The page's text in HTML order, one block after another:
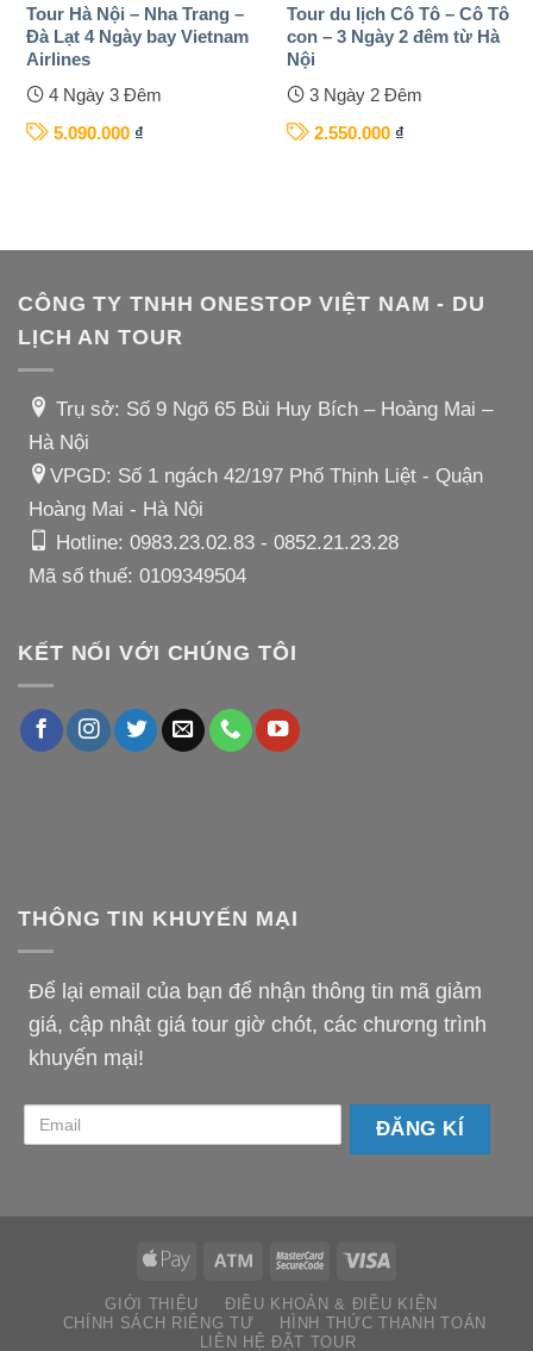
Tour Hà Nội – Nha Trang –
Đà Lạt 4 Ngày bay Vietnam
Airlines
4 Ngày 3 Đêm
5.090.000 ₫
Tour du lịch Cô Tô – Cô Tô
con – 3 Ngày 2 đêm từ Hà
Nội
3 Ngày 2 Đêm
2.550.000 ₫
CÔNG TY TNHH ONESTOP VIỆT NAM - DU
LỊCH AN TOUR
Trụ sở: Số 9 Ngõ 65 Bùi Huy Bích – Hoàng Mai –
Hà Nội
VPGD: Số 1 ngách 42/197 Phố Thịnh Liệt - Quận
Hoàng Mai - Hà Nội
Hotline: 0983.23.02.83- 0852.21.23.28
Mã số thuế: 0109349504
KẾT NỐI VỚI CHÚNG TÔI
THÔNG TIN KHUYẾN MẠI
Để lại email của bạn để nhận thông tin mã giảm
giá, cập nhật giá tour giờ chót, các chương trình
khuyến mại!
email-
km
GIỚI THIỆU
ĐIỀU KHOẢN & ĐIỀU KIỆN
CHÍNH SÁCH RIÊNG TƯ
HÌNH THỨC THANH TOÁN
LIÊN HỆ ĐẶT TOUR